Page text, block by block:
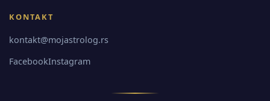
KONTAKT
kontakt@mojastrolog.rs
FacebookInstagram